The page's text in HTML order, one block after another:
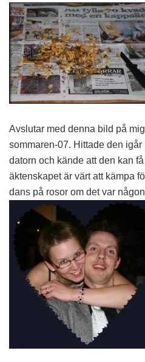
Avslutar med denna bild på
sommaren-07. Hittade den
datorn och kände att den kan
äktenskapet är värt att kämpa
dans på rosor om det var